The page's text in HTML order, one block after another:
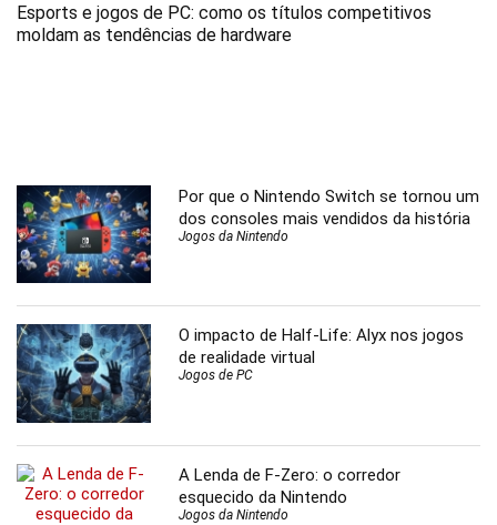
Esports e jogos de PC: como os títulos competitivos
moldam as tendências de hardware
Por que o Nintendo Switch se tornou um
dos consoles mais vendidos da história
Jogos da Nintendo
O impacto de Half-Life: Alyx nos jogos
de realidade virtual
Jogos de PC
A Lenda de F-Zero: o corredor
esquecido da Nintendo
Jogos da Nintendo